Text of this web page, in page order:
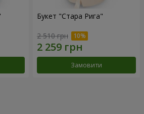
Букет "Стара Рига"
2 510 грн
Замовити